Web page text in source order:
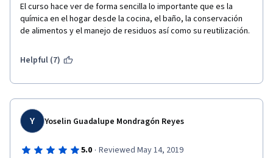
El curso hace ver de forma sencilla lo importante que es la
química en el hogar desde la cocina, el baño, la conservación
de alimentos y el manejo de residuos así como su reutilización.
Helpful (7)
Y Yoselin Guadalupe Mondragón Reyes
5.0 · Reviewed May 14, 2019